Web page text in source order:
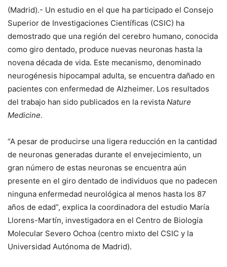
(Madrid).- Un estudio en el que ha participado el Consejo
Superior de Investigaciones Científicas (CSIC) ha
demostrado que una región del cerebro humano, conocida
como giro dentado, produce nuevas neuronas hasta la
novena década de vida. Este mecanismo, denominado
neurogénesis hipocampal adulta, se encuentra dañado en
pacientes con enfermedad de Alzheimer. Los resultados
del trabajo han sido publicados en la revista Nature
Medicine.
“A pesar de producirse una ligera reducción en la cantidad
de neuronas generadas durante el envejecimiento, un
gran número de estas neuronas se encuentra aún
presente en el giro dentado de individuos que no padecen
ninguna enfermedad neurológica al menos hasta los 87
años de edad”, explica la coordinadora del estudio María
Llorens-Martín, investigadora en el Centro de Biología
Molecular Severo Ochoa (centro mixto del CSIC y la
Universidad Autónoma de Madrid).